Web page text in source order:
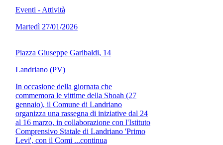
Eventi - Attività
Martedì 27/01/2026
Piazza Giuseppe Garibaldi, 14
Landriano (PV)
In occasione della giornata che
commemora le vittime della Shoah (27
gennaio), il Comune di Landriano
organizza una rassegna di iniziative dal 24
al 16 marzo, in collaborazione con l'Istituto
Comprensivo Statale di Landriano 'Primo
Levi', con il Comi ...continua